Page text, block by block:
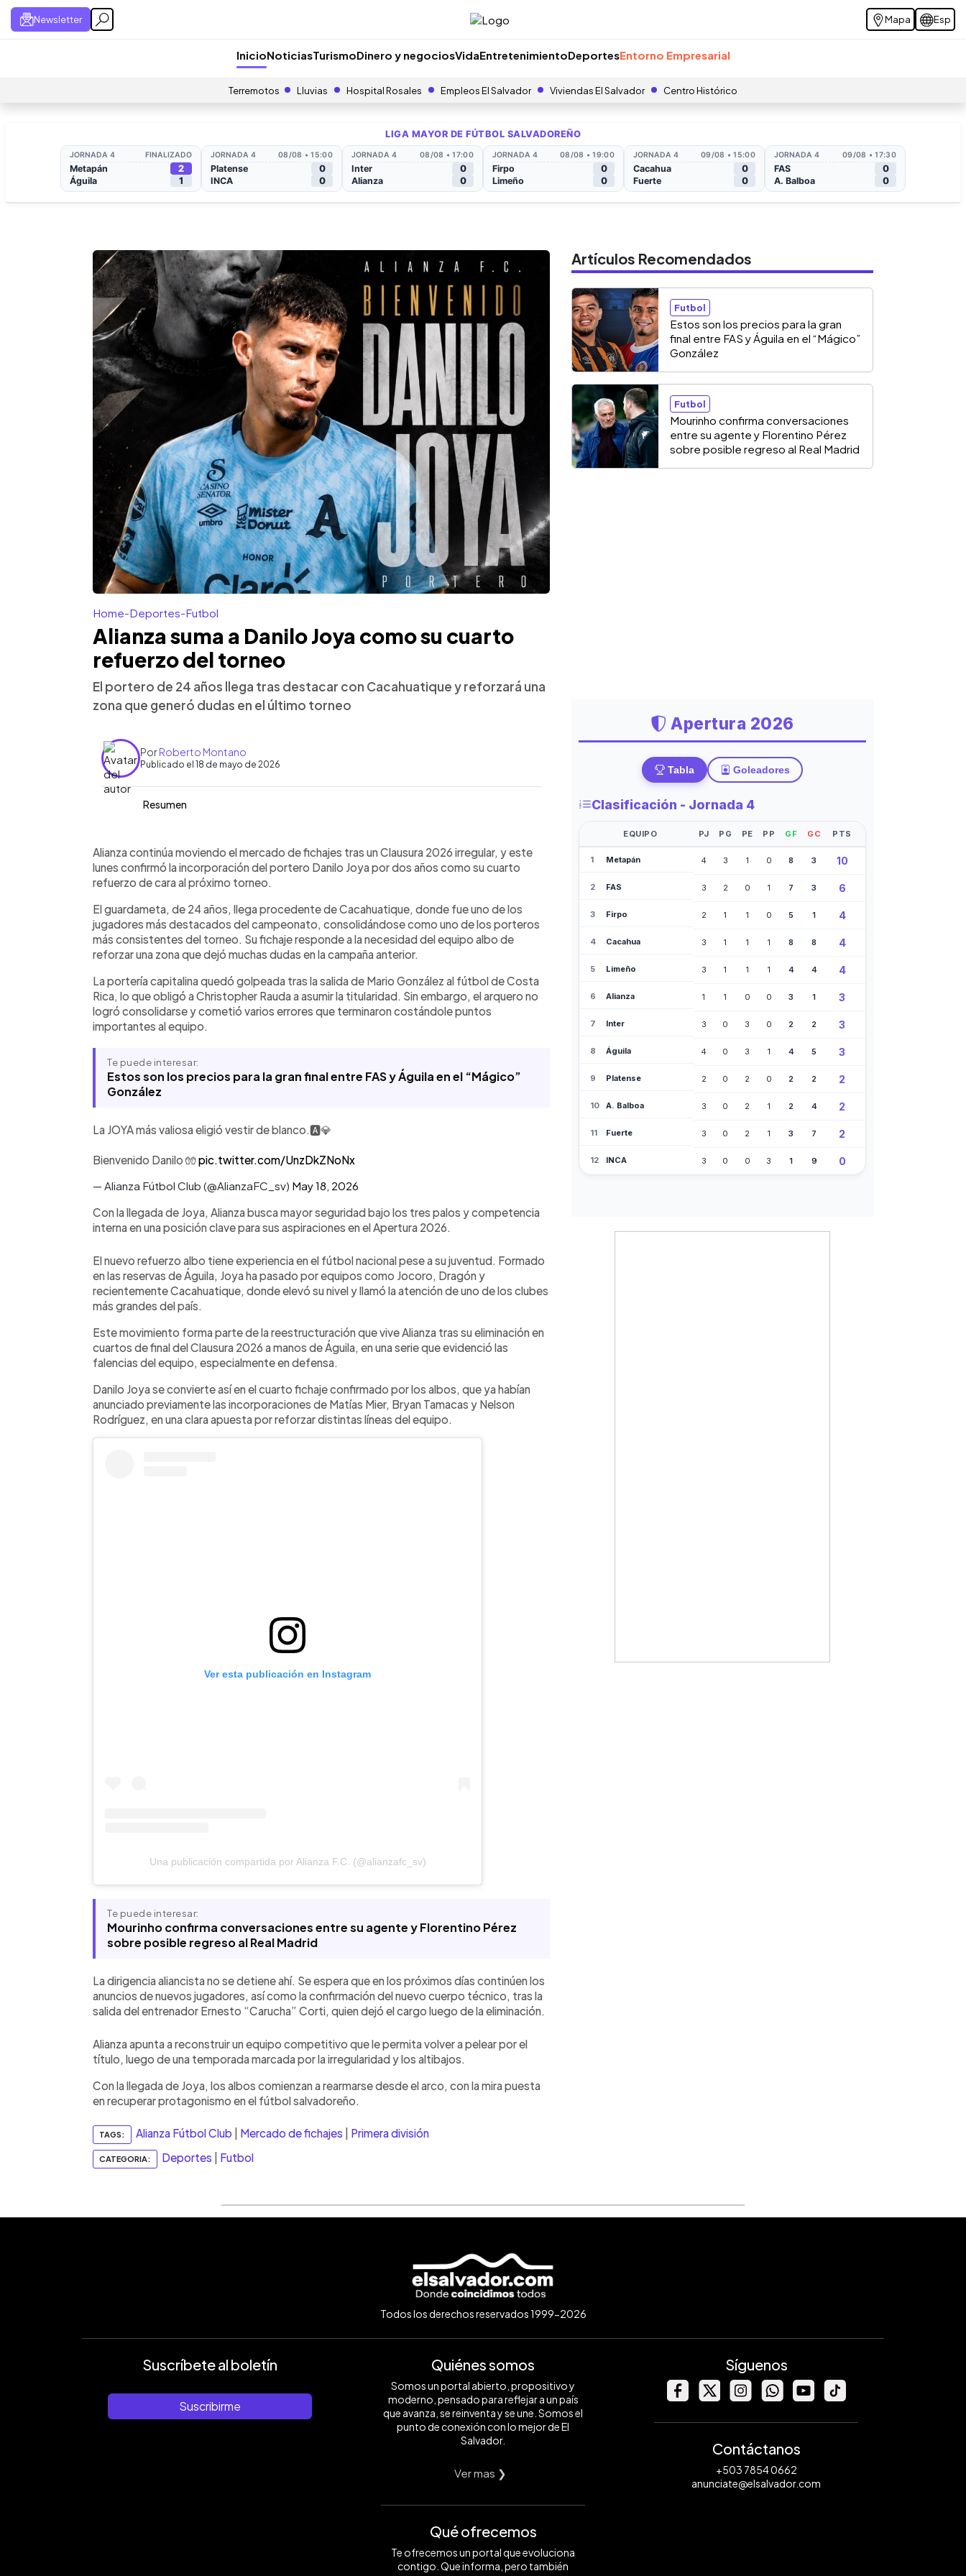
Newsletter Mapa Esp
InicioNoticiasTurismoDinero y negociosVidaEntretenimientoDeportesEntorno Empresarial
Terremotos Lluvias Hospital Rosales Empleos El Salvador Viviendas El Salvador Centro Histórico
Home-Deportes-Futbol
Alianza suma a Danilo Joya como su cuarto
refuerzo del torneo
El portero de 24 años llega tras destacar con Cacahuatique y reforzará una
zona que generó dudas en el último torneo
PorRoberto Montano
Publicado el 18 de mayo de 2026
Resumen
Escuchar artículo
Alianza confirmó el fichaje del portero Danilo Joya como su cuarto refuerzo
para el Apertura 2026. El guardameta de 24 años llega tras destacar con
Cacahuatique y reforzará una portería que generó dudas tras la salida de
en Águila, Joya ha jugado en Jocoro, Dragón y Cacahuatique. Su
incorporación forma parte de la reestructuración del equipo tras la
eliminación en cuartos de final ante Águila. Los albos ya suman cuatro
fichajes y se espera que continúen incorporaciones, además de la
Alianza continúa moviendo el mercado de fichajes tras un Clausura 2026 irregular, y este
lunes confirmó la incorporación del portero Danilo Joya por dos años como su cuarto
refuerzo de cara al próximo torneo.
El guardameta, de 24 años, llega procedente de Cacahuatique, donde fue uno de los
jugadores más destacados del campeonato, consolidándose como uno de los porteros
más consistentes del torneo. Su fichaje responde a la necesidad del equipo albo de
reforzar una zona que dejó muchas dudas en la campaña anterior.
La portería capitalina quedó golpeada tras la salida de Mario González al fútbol de Costa
Rica, lo que obligó a Christopher Rauda a asumir la titularidad. Sin embargo, el arquero no
logró consolidarse y cometió varios errores que terminaron costándole puntos
importantes al equipo.
Te puede interesar:
Estos son los precios para la gran final entre FAS y Águila en el “Mágico”
González
La JOYA más valiosa eligió vestir de blanco.🅰️💎
Bienvenido Danilo 🧤pic.twitter.com/UnzDkZNoNx
— Alianza Fútbol Club (@AlianzaFC_sv) May 18, 2026
Con la llegada de Joya, Alianza busca mayor seguridad bajo los tres palos y competencia
interna en una posición clave para sus aspiraciones en el Apertura 2026.
El nuevo refuerzo albo tiene experiencia en el fútbol nacional pese a su juventud. Formado
en las reservas de Águila, Joya ha pasado por equipos como Jocoro, Dragón y
recientemente Cacahuatique, donde elevó su nivel y llamó la atención de uno de los clubes
más grandes del país.
Este movimiento forma parte de la reestructuración que vive Alianza tras su eliminación en
cuartos de final del Clausura 2026 a manos de Águila, en una serie que evidenció las
falencias del equipo, especialmente en defensa.
Danilo Joya se convierte así en el cuarto fichaje confirmado por los albos, que ya habían
anunciado previamente las incorporaciones de Matías Mier, Bryan Tamacas y Nelson
Rodríguez, en una clara apuesta por reforzar distintas líneas del equipo.
Ver esta publicación en Instagram
Una publicación compartida por Alianza F.C. (@alianzafc_sv)
Te puede interesar:
Mourinho confirma conversaciones entre su agente y Florentino Pérez
sobre posible regreso al Real Madrid
La dirigencia aliancista no se detiene ahí. Se espera que en los próximos días continúen los
anuncios de nuevos jugadores, así como la confirmación del nuevo cuerpo técnico, tras la
salida del entrenador Ernesto “Carucha” Corti, quien dejó el cargo luego de la eliminación.
Alianza apunta a reconstruir un equipo competitivo que le permita volver a pelear por el
título, luego de una temporada marcada por la irregularidad y los altibajos.
Con la llegada de Joya, los albos comienzan a rearmarse desde el arco, con la mira puesta
en recuperar protagonismo en el fútbol salvadoreño.
TAGS: Alianza Fútbol Club Mercado de fichajes Primera división
CATEGORIA: Deportes Futbol
Artículos Recomendados
Futbol
Estos son los precios para la gran
final entre FAS y Águila en el “Mágico”
González
Futbol
Mourinho confirma conversaciones
entre su agente y Florentino Pérez
sobre posible regreso al Real Madrid
Todos los derechos reservados 1999-2026
Suscríbete al boletín
Suscribirme
Quiénes somos
Somos un portal abierto, propositivo y
moderno, pensado para reflejar a un país
que avanza, se reinventa y se une. Somos el
punto de conexión con lo mejor de El
Salvador.
Ver mas ❯
Qué ofrecemos
Te ofrecemos un portal que evoluciona
contigo. Que informa, pero también
Síguenos
Contáctanos
+503 7854 0662
anunciate@elsalvador.com